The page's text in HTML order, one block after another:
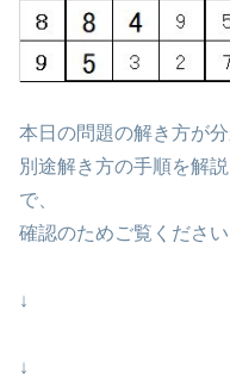
本日の問題の解き方が
別途解き方の手順を解
で、
確認のためご覧ください
↓
↓